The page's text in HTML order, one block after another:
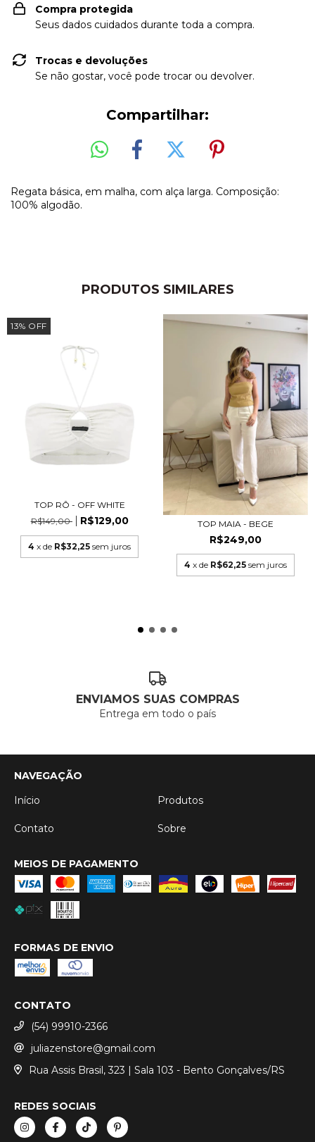
Compra protegida
Seus dados cuidados durante toda a compra.
Trocas e devoluções
Se não gostar, você pode trocar ou devolver.
Compartilhar:
Regata básica, em malha, com alça larga. Composição:
100% algodão.
PRODUTOS SIMILARES
13% OFF
TOP RÔ - OFF WHITE
R$149,00
R$129,00
4 x de R$32,25 sem juros
TOP MAIA - BEGE
R$249,00
4 x de R$62,25 sem juros
ENVIAMOS SUAS COMPRAS
Entrega em todo o país
NAVEGAÇÃO
Início
Produtos
Contato Sobre
MEIOS DE PAGAMENTO
FORMAS DE ENVIO
CONTATO
(54) 99910-2366
juliazenstore@gmail.com
Rua Assis Brasil, 323 | Sala 103 - Bento Gonçalves/RS
REDES SOCIAIS